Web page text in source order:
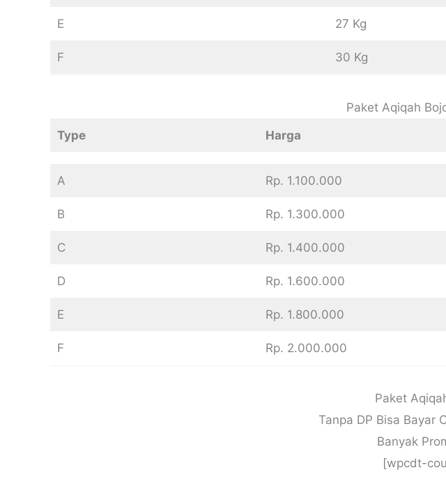
E 27 Kg
F 30 Kg
Paket Aqiqah
Type
Harga
A Rp. 1.100.000
B Rp. 1.300.000
C Rp. 1.400.000
D Rp. 1.600.000
E Rp. 1.800.000
F Rp. 2.000.000
Paket
Tanpa DP Bisa Bayar
Banyak
[wpcdt-